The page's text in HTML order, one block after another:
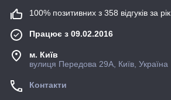
100% позитивних з 358 відгуків за рік
Працює з 09.02.2016
м. Київ
вулиця Передова 29А, Київ, Україна
Контакти